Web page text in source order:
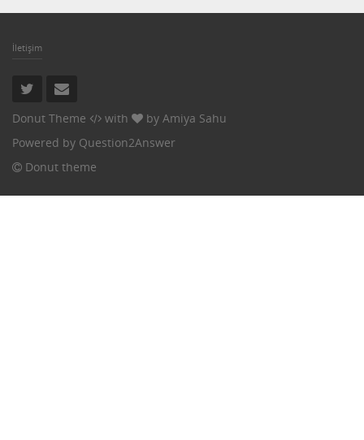
İletişim
Donut Theme with by Amiya Sahu
Powered by Question2Answer
Donut theme